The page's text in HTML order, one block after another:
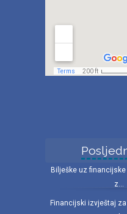
Bilješke uz
z...
Financijski izvještaj za